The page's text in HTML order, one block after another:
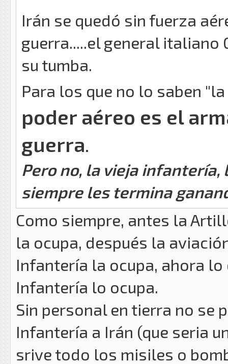
Irán se quedó sin fuerza
guerra.....el general italiano
su tumba.
Para los que no lo saben
poder aéreo es el
guerra.
Pero no, la vieja
siempre les termina
Como siempre, antes la
la ocupa, después la
Infantería la ocupa, ahora
Infantería lo ocupa.
Sin personal en tierra no se
Infantería a Irán (que seria
srive todo los misiles o